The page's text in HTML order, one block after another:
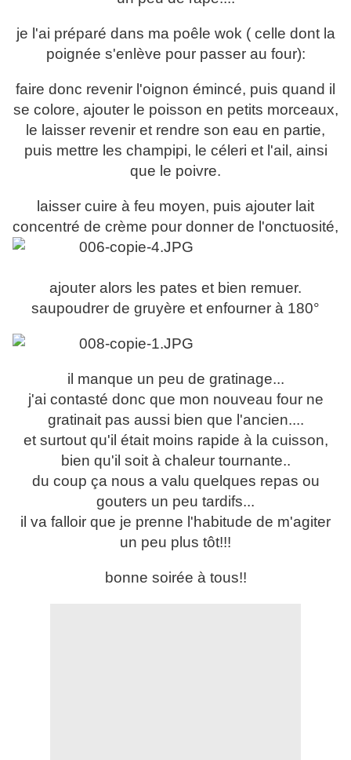
je l'ai préparé dans ma poêle wok ( celle dont la
poignée s'enlève pour passer au four):
faire donc revenir l'oignon émincé, puis quand il
se colore, ajouter le poisson en petits morceaux,
le laisser revenir et rendre son eau en partie,
puis mettre les champipi, le céleri et l'ail, ainsi
que le poivre.
laisser cuire à feu moyen, puis ajouter lait
concentré de crème pour donner de l'onctuosité,
ajouter alors les pates et bien remuer.
saupoudrer de gruyère et enfourner à 180°
il manque un peu de gratinage...
j'ai contasté donc que mon nouveau four ne
gratinait pas aussi bien que l'ancien....
et surtout qu'il était moins rapide à la cuisson,
bien qu'il soit à chaleur tournante..
du coup ça nous a valu quelques repas ou
gouters un peu tardifs...
il va falloir que je prenne l'habitude de m'agiter
un peu plus tôt!!!
bonne soirée à tous!!